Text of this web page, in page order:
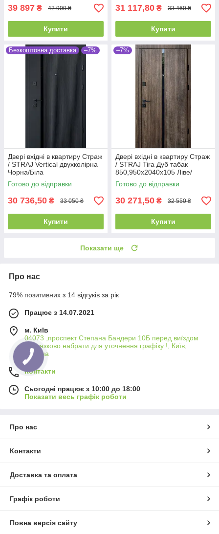
39 897 ₴ 42 900 ₴
Купити
31 117,80 ₴ 33 460 ₴
Купити
Безкоштовна доставка –7%
Двері вхідні в квартиру Страж
/ STRAJ Vertical двухколірна
Чорна/Біла
850,950х2040х105 Ліве/
Праве
Готово до відправки
30 736,50 ₴ 33 050 ₴
Купити
–7%
Двері вхідні в квартиру Страж
/ STRAJ Tira Дуб табак
850,950х2040х105 Ліве/
Праве
Готово до відправки
30 271,50 ₴ 32 550 ₴
Купити
Показати ще
Про нас
79% позитивних з 14 відгуків за рік
Працює з 14.07.2021
м. Київ
04073 ,проспект Степана Бандери 10Б перед виїздом
обовязково набрати для уточнення графіку !, Київ,
Україна
Контакти
Сьогодні працює з 10:00 до 18:00
Показати весь графік роботи
Про нас
Контакти
Доставка та оплата
Графік роботи
Повна версія сайту